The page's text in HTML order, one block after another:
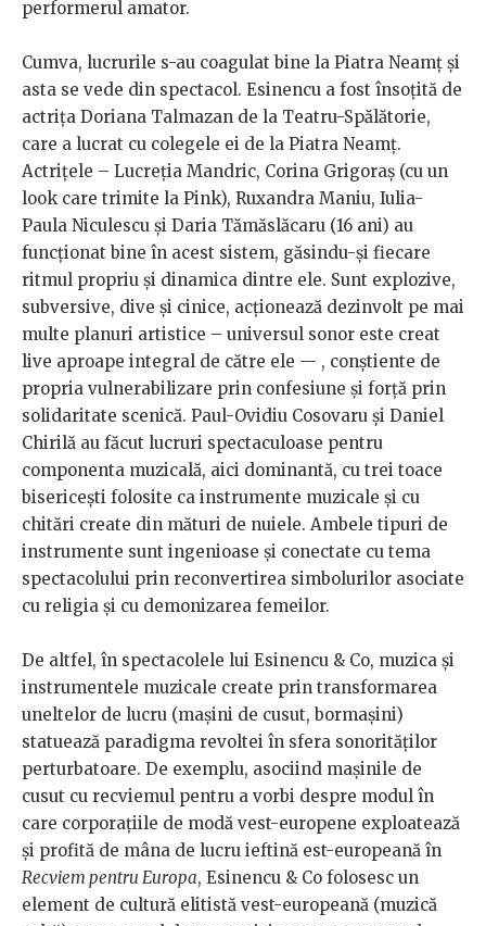
performerul amator.
Cumva, lucrurile s-au coagulat bine la Piatra Neamț și
asta se vede din spectacol. Esinencu a fost însoțită de
actrița Doriana Talmazan de la Teatru-Spălătorie,
care a lucrat cu colegele ei de la Piatra Neamț.
Actrițele – Lucreția Mandric, Corina Grigoraș (cu un
look care trimite la Pink), Ruxandra Maniu, Iulia-
Paula Niculescu și Daria Tămăslăcaru (16 ani) au
funcționat bine în acest sistem, găsindu-și fiecare
ritmul propriu și dinamica dintre ele. Sunt explozive,
subversive, dive și cinice, acționează dezinvolt pe mai
multe planuri artistice – universul sonor este creat
live aproape integral de către ele — , conștiente de
propria vulnerabilizare prin confesiune și forță prin
solidaritate scenică. Paul-Ovidiu Cosovaru și Daniel
Chirilă au făcut lucruri spectaculoase pentru
componenta muzicală, aici dominantă, cu trei toace
bisericești folosite ca instrumente muzicale și cu
chitări create din mături de nuiele. Ambele tipuri de
instrumente sunt ingenioase și conectate cu tema
spectacolului prin reconvertirea simbolurilor asociate
cu religia și cu demonizarea femeilor.
De altfel, în spectacolele lui Esinencu & Co, muzica și
instrumentele muzicale create prin transformarea
uneltelor de lucru (mașini de cusut, bormașini)
statuează paradigma revoltei în sfera sonorităților
perturbatoare. De exemplu, asociind mașinile de
cusut cu recviemul pentru a vorbi despre modul în
care corporațiile de modă vest-europene exploatează
și profită de mâna de lucru ieftină est-europeană în
Recviem pentru Europa, Esinencu & Co folosesc un
element de cultură elitistă vest-europeană (muzică